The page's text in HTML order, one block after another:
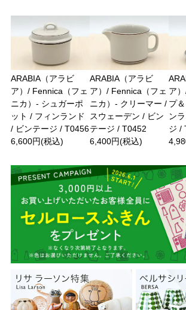
ARABIA（アラビ
ア）/ Fennica（フェ
ニカ）- シュガーポ
ット / フィンランド
/ ビンテージ / T0456
6,600円(税込)
ARABIA（アラビ
ア）/ Fennica（フェ
ニカ）- クリーマー /
スウェーデン / ビン
テージ / T0452
6,400円(税込)
ア
プ
ン
ジ /